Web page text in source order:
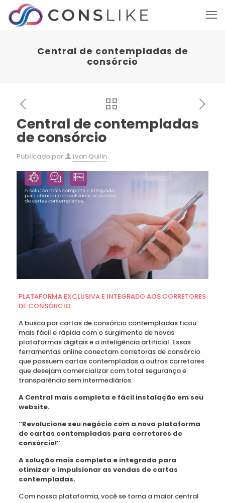
Central de contempladas de
consórcio
Central de contempladas
de consórcio
Publicado por Ivan Quilin
PLATAFORMA EXCLUSIVA E INTEGRADO AOS CORRETORES
DE CONSÓRCIO
A busca por cartas de consórcio contempladas ficou
mais fácil e rápida com o surgimento de novas
plataformas digitais e a inteligência artificial. Essas
ferramentas online conectam corretoras de consórcio
que possuem cartas contempladas a outros corretores
que desejam comercializar com total segurança e
transparência sem intermediários.
A Central mais completa e fácil instalação em seu
website.
“Revolucione seu negócio com a nova plataforma
de cartas contempladas para corretores de
consórcio!”
A solução mais completa e integrada para
otimizar e impulsionar as vendas de cartas
contempladas.
Com nossa plataforma, você se torna a maior central